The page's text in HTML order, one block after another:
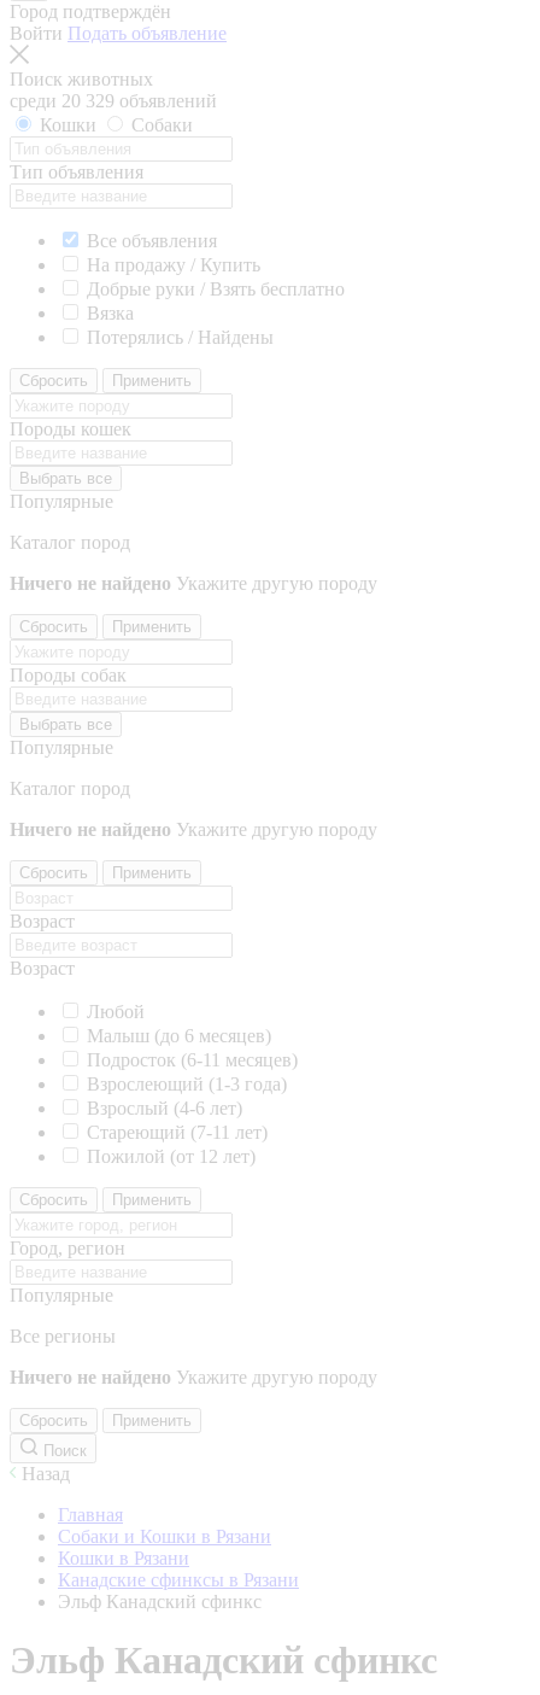
Город подтверждён
Войти Подать объявление
Поиск животных
среди 20 329 объявлений
Кошки
Собаки
Тип объявления
Все объявления
На продажу / Купить
Добрые руки / Взять бесплатно
Вязка
Потерялись / Найдены
Сбросить Применить
Породы кошек
Выбрать все
Популярные
Каталог пород
Ничего не найдено Укажите другую породу
Сбросить Применить
Породы собак
Выбрать все
Популярные
Каталог пород
Ничего не найдено Укажите другую породу
Сбросить Применить
Возраст
Возраст
Любой
Малыш (до 6 месяцев)
Подросток (6-11 месяцев)
Взрослеющий (1-3 года)
Взрослый (4-6 лет)
Стареющий (7-11 лет)
Пожилой (от 12 лет)
Сбросить Применить
Город, регион
Популярные
Все регионы
Ничего не найдено Укажите другую породу
Сбросить
Применить
Поиск
Назад
Главная
Собаки и Кошки в Рязани
Кошки в Рязани
Канадские сфинксы в Рязани
Эльф Канадский сфинкс
Эльф Канадский сфинкс